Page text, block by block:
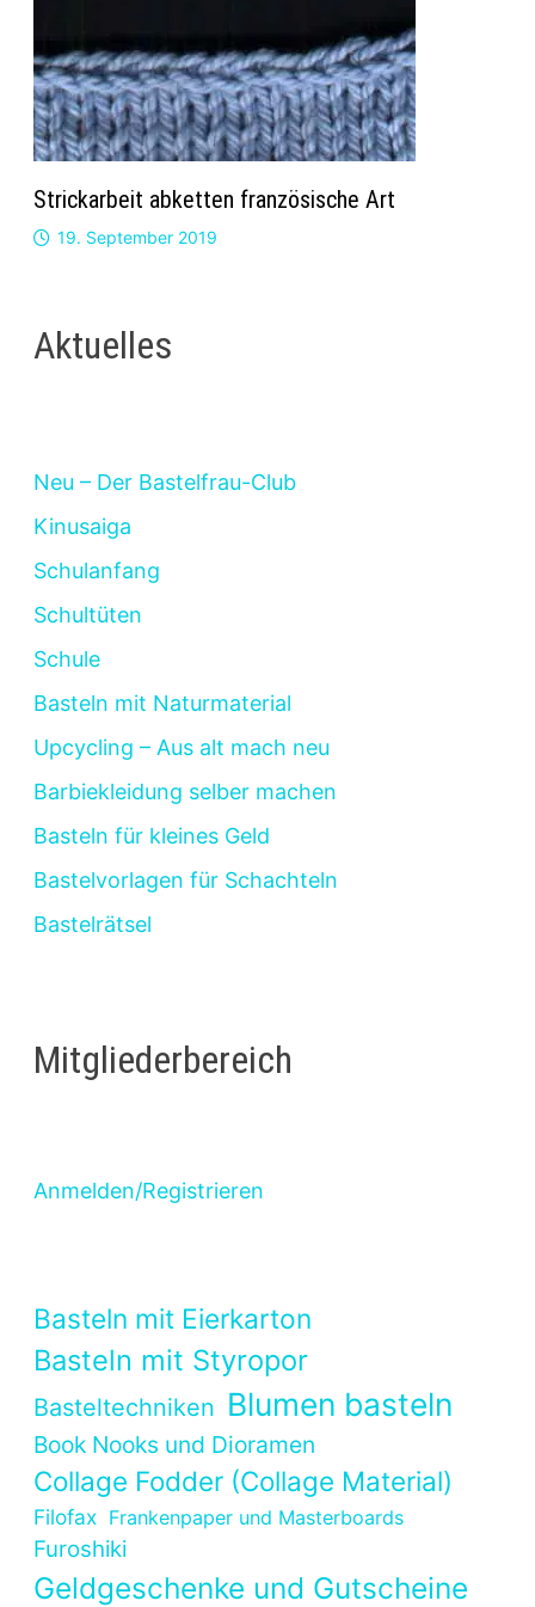
Strickarbeit abketten französische Art
19. September 2019
Aktuelles
Neu – Der Bastelfrau-Club
Kinusaiga
Schulanfang
Schultüten
Schule
Basteln mit Naturmaterial
Upcycling – Aus alt mach neu
Barbiekleidung selber machen
Basteln für kleines Geld
Bastelvorlagen für Schachteln
Bastelrätsel
Mitgliederbereich
Anmelden/Registrieren
Basteln mit Eierkarton
Basteln mit Styropor
Basteltechniken Blumen basteln
Book Nooks und Dioramen
Collage Fodder (Collage Material)
Filofax Frankenpaper und Masterboards
Furoshiki
Geldgeschenke und Gutscheine